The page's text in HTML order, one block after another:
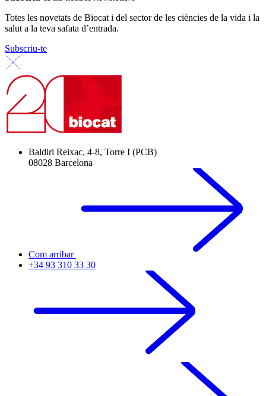
Totes les novetats de Biocat i del sector de les ciències de la vida i la
salut a la teva safata d’entrada.
Subscriu-te
Baldiri Reixac, 4-8, Torre I (PCB)
08028 Barcelona
Com arribar
+34 93 310 33 30